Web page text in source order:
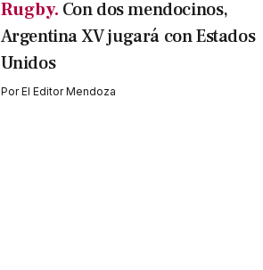
Rugby. Con dos mendocinos,
Argentina XV jugará con Estados
Unidos
PorEl Editor Mendoza